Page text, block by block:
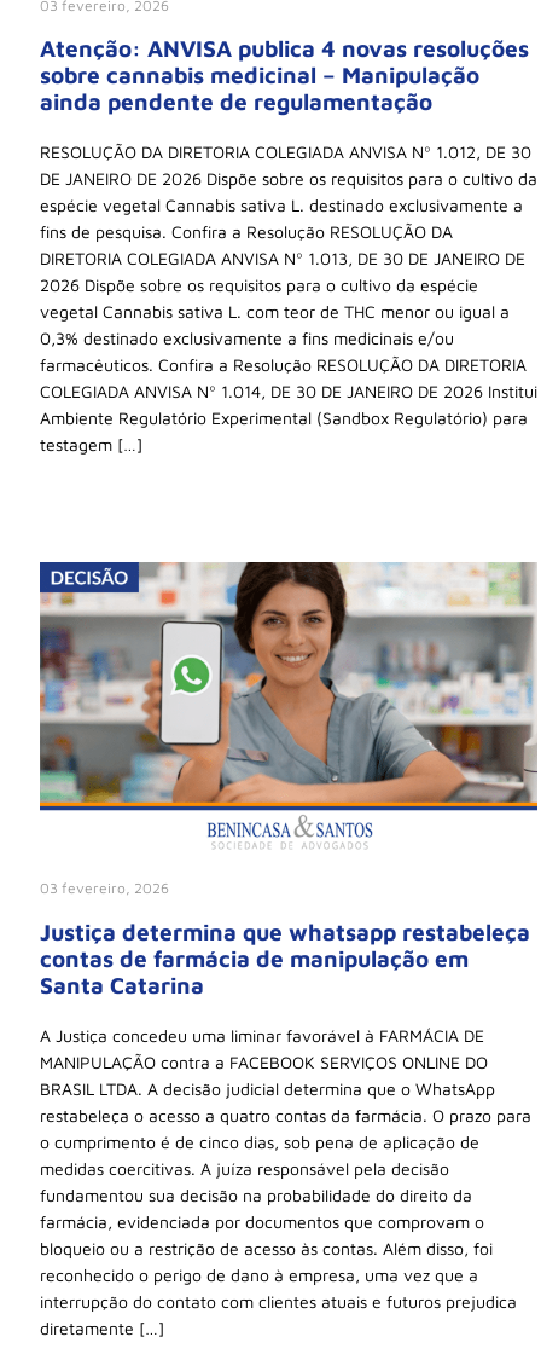
03 fevereiro, 2026
Atenção: ANVISA publica 4 novas resoluções
sobre cannabis medicinal – Manipulação
ainda pendente de regulamentação
RESOLUÇÃO DA DIRETORIA COLEGIADA ANVISA Nº 1.012, DE 30
DE JANEIRO DE 2026 Dispõe sobre os requisitos para o cultivo da
espécie vegetal Cannabis sativa L. destinado exclusivamente a
fins de pesquisa. Confira a Resolução RESOLUÇÃO DA
DIRETORIA COLEGIADA ANVISA Nº 1.013, DE 30 DE JANEIRO DE
2026 Dispõe sobre os requisitos para o cultivo da espécie
vegetal Cannabis sativa L. com teor de THC menor ou igual a
0,3% destinado exclusivamente a fins medicinais e/ou
farmacêuticos. Confira a Resolução RESOLUÇÃO DA DIRETORIA
COLEGIADA ANVISA Nº 1.014, DE 30 DE JANEIRO DE 2026 Institui
Ambiente Regulatório Experimental (Sandbox Regulatório) para
testagem […]
03 fevereiro, 2026
Justiça determina que whatsapp restabeleça
contas de farmácia de manipulação em
Santa Catarina
A Justiça concedeu uma liminar favorável à FARMÁCIA DE
MANIPULAÇÃO contra a FACEBOOK SERVIÇOS ONLINE DO
BRASIL LTDA. A decisão judicial determina que o WhatsApp
restabeleça o acesso a quatro contas da farmácia. O prazo para
o cumprimento é de cinco dias, sob pena de aplicação de
medidas coercitivas. A juíza responsável pela decisão
fundamentou sua decisão na probabilidade do direito da
farmácia, evidenciada por documentos que comprovam o
bloqueio ou a restrição de acesso às contas. Além disso, foi
reconhecido o perigo de dano à empresa, uma vez que a
interrupção do contato com clientes atuais e futuros prejudica
diretamente […]